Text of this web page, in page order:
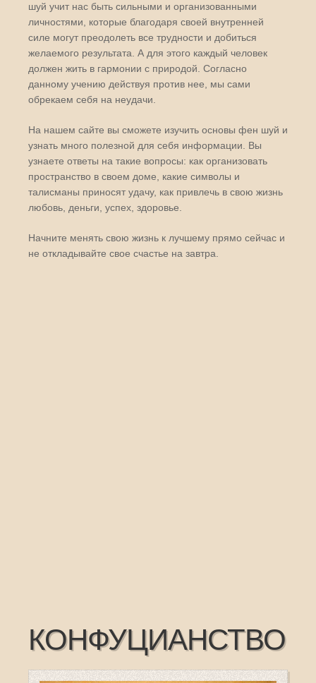
шуй учит нас быть сильными и организованными
личностями, которые благодаря своей внутренней
силе могут преодолеть все трудности и добиться
желаемого результата. А для этого каждый человек
должен жить в гармонии с природой. Согласно
данному учению действуя против нее, мы сами
обрекаем себя на неудачи.
На нашем сайте вы сможете изучить основы фен шуй и
узнать много полезной для себя информации. Вы
узнаете ответы на такие вопросы: как организовать
пространство в своем доме, какие символы и
талисманы приносят удачу, как привлечь в свою жизнь
любовь, деньги, успех, здоровье.
Начните менять свою жизнь к лучшему прямо сейчас и
не откладывайте свое счастье на завтра.
КОНФУЦИАНСТВО